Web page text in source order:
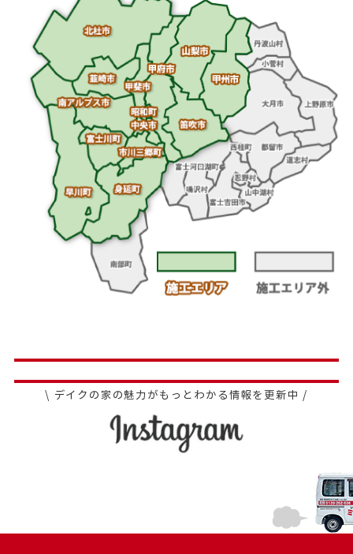
\ デイクの家の魅力がもっとわかる情報を更新中 /